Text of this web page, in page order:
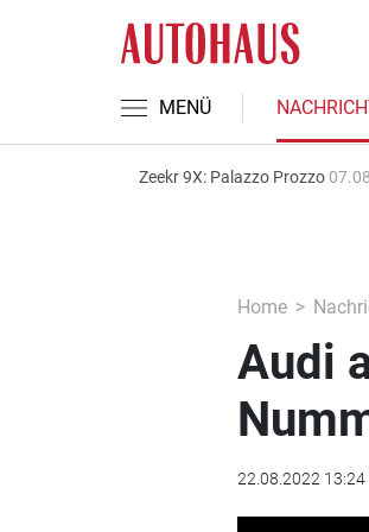
MENÜ
Zeekr 9X: Palazzo Prozzo
Home
Audi
22.08.2022 13:24